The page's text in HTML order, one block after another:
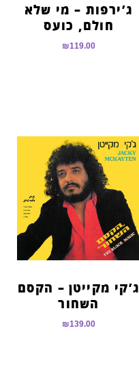
ג’ירפות – מי שלא
חולם, כועס
₪119.00
ג’קי מקייטן – הקסם
השחור
₪139.00